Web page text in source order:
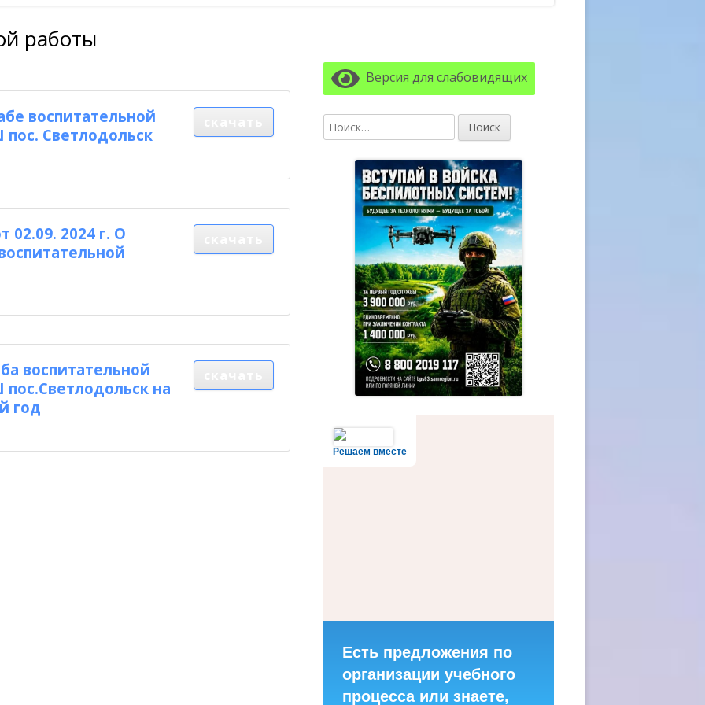
СТАНДАРТЫ И
работы
воспитательной
Светлодольск
2024 г. О
воспитательной
на
год
боковая
колонка
Версия для слабовидящих
Найти:
Решаем вместе
Есть предложения по
организации учебного
процесса или знаете,